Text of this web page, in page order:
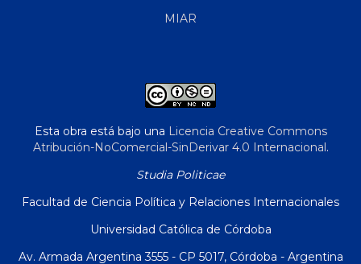
MIAR
Esta obra está bajo una Licencia Creative Commons
Atribución-NoComercial-SinDerivar 4.0 Internacional.
Studia Politicae
Facultad de Ciencia Política y Relaciones Internacionales
Universidad Católica de Córdoba
Av. Armada Argentina 3555 - CP 5017, Córdoba - Argentina